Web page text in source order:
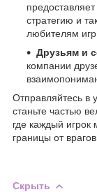
стратегию и
любителям игр
Друзьям и
компании
Отправляйтесь в
станьте частью
где каждый
границы от
Скрыть